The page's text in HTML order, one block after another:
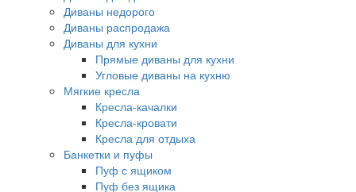
Диваны недорого
Диваны распродажа
Диваны для кухни
Прямые диваны для кухни
Угловые диваны на кухню
Мягкие кресла
Кресла-качалки
Кресла-кровати
Кресла для отдыха
Банкетки и пуфы
Пуф с ящиком
Пуф без ящика